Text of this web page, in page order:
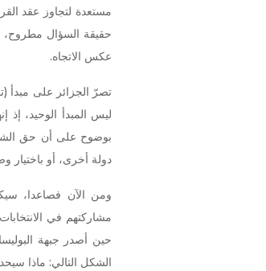
مستعدة لتجاوز عقد
حقيقة السؤال مطروح،
عكس الاتجاه.
تصرّ الجزائر على مبدأ
بوضوح على أن حق
دولة أخرى، أو
ومن الآن فصاعدا،
حين أصدر جبهة
الشكل التالي: ماذا